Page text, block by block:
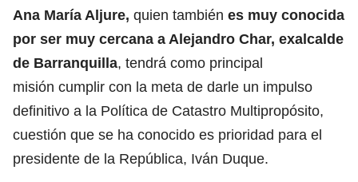
Ana María Aljure, quien también es muy conocida
por ser muy cercana a Alejandro Char, exalcalde
de Barranquilla, tendrá como principal
misión cumplir con la meta de darle un impulso
definitivo a la Política de Catastro Multipropósito,
cuestión que se ha conocido es prioridad para el
presidente de la República, Iván Duque.